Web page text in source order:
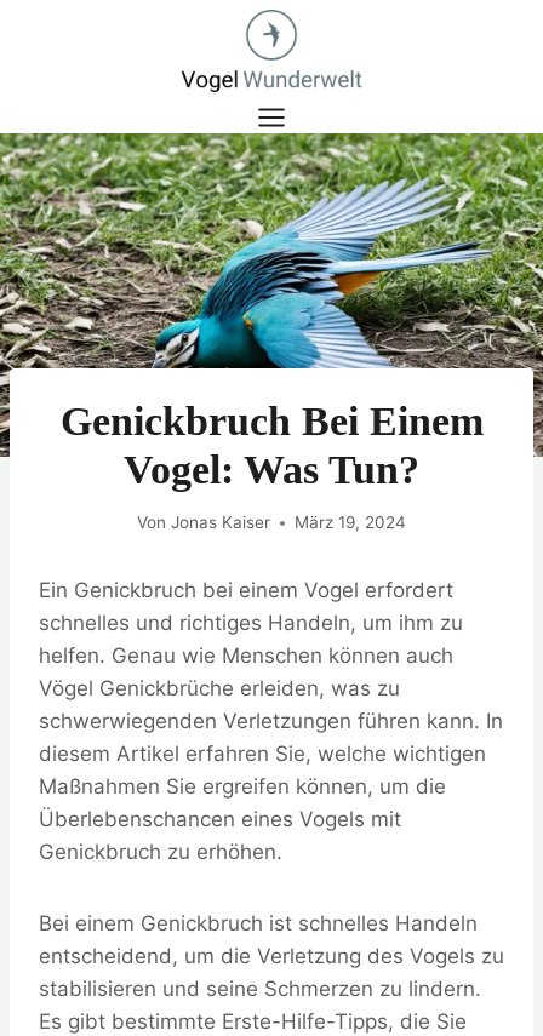
Genickbruch Bei Einem
Vogel: Was Tun?
Von Jonas Kaiser März 19, 2024
Ein Genickbruch bei einem Vogel erfordert
schnelles und richtiges Handeln, um ihm zu
helfen. Genau wie Menschen können auch
Vögel Genickbrüche erleiden, was zu
schwerwiegenden Verletzungen führen kann. In
diesem Artikel erfahren Sie, welche wichtigen
Maßnahmen Sie ergreifen können, um die
Überlebenschancen eines Vogels mit
Genickbruch zu erhöhen.
Bei einem Genickbruch ist schnelles Handeln
entscheidend, um die Verletzung des Vogels zu
stabilisieren und seine Schmerzen zu lindern.
Es gibt bestimmte Erste-Hilfe-Tipps, die Sie